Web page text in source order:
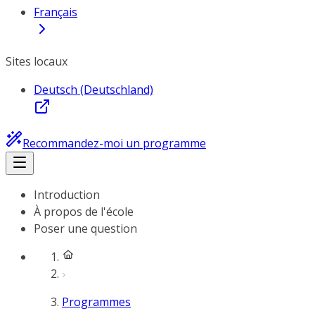
Français
Sites locaux
Deutsch (Deutschland)
Recommandez-moi un programme
Introduction
À propos de l'école
Poser une question
Programmes